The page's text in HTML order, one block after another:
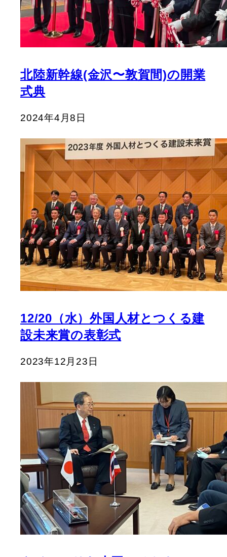
北陸新幹線(金沢〜敦賀間)の開業
式典
2024年4月8日
12/20（水）外国人材とつくる建
設未来賞の表彰式
2023年12月23日